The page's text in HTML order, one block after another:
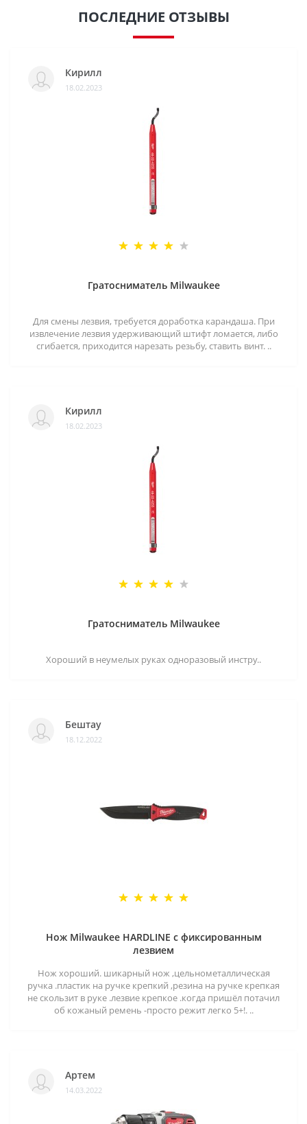
ПОСЛЕДНИЕ ОТЗЫВЫ
Кирилл
18.02.2023
Гратосниматель Milwaukee
Для смены лезвия, требуется доработка карандаша. При
извлечение лезвия удерживающий штифт ломается, либо
сгибается, приходится нарезать резьбу, ставить винт. ..
Кирилл
18.02.2023
Гратосниматель Milwaukee
Хороший в неумелых руках одноразовый инстру..
Бештау
18.12.2022
Нож Milwaukee HARDLINE с фиксированным
лезвием
Нож хороший. шикарный нож ,цельнометаллическая
ручка .пластик на ручке крепкий ,резина на ручке крепкая
не скользит в руке .лезвие крепкое .когда пришёл потачил
об кожаный ремень -просто режит легко 5+!. ..
Артем
14.03.2022